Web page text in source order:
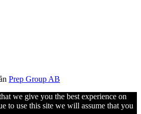
Prep Group AB
we give you the best experience on
to use this site we will assume that you